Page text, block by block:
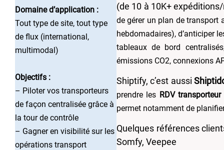
Domaine d’application :
Tout type de site, tout type
de flux (international,
multimodal)
Objectifs :
– Piloter vos transporteurs
de façon centralisée grâce à
la tour de contrôle
– Gagner en visibilité sur les
opérations transport
(de 10 à 10K+
de gérer un plan de transport
hebdomadaires), d’anticiper
tableaux de bord
émissions CO2, connexions
Shiptify, c’est aussi
prendre les RDV transporteur
permet notamment de
Quelques références
Somfy, Veepee